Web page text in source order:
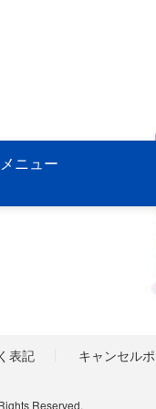
ニュー
表記 キャンセル
Reserved.